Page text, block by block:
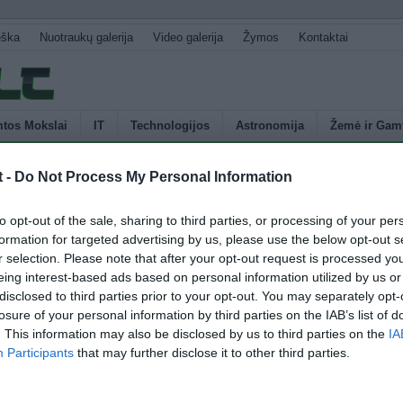
- Do Not Process My Personal Information
opt-out of the sale, sharing to third parties, or processing of your
for targeted advertising by us, please use the below opt-out
selection. Please note that after your opt-out request is processed
interest-based ads based on personal information utilized by us
to third parties prior to your opt-out. You may separately
of your personal information by third parties on the IAB’s list of
This information may also be disclosed by us to third parties on the
Participants that may further disclose it to other third parties.
Nuotraukų galerija Video galerija Žymos Kontaktai
Mokslai IT Technologijos Astronomija Žemė ir
inžinierių komanda sukūrė būdą, kuriuo galima sukurti beveik 71 metro
Anksčiau yra pavykę sukurti ir ilgesnius lankus, tačiau norint jonizuoti
reikia didelių energijos išteklių. Naujoji technologija reikalauja
Lanką sudaro 0,2 mm storio varinis laidas. Kai yra įjungiama
sukurdamas šviesos pliūpsnį, trunkantį […]